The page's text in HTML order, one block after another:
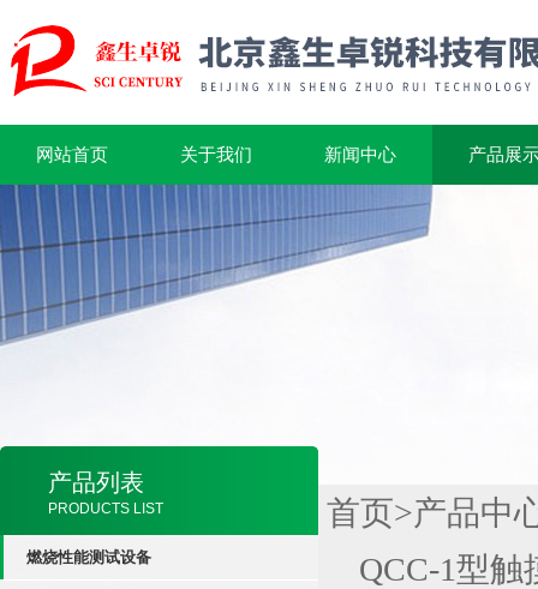
网站首页 关于我们 新闻中心 产品展
产品列表
PRODUCTS LIST
燃烧性能测试设备
首页>产品中
QCC-1型触